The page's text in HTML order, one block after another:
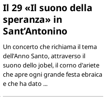
Il 29 «Il suono della
speranza» in
Sant’Antonino
Un concerto che richiama il tema
dell'Anno Santo, attraverso il
suono dello jobel, il corno d'ariete
che apre ogni grande festa ebraica
e che ha dato ...